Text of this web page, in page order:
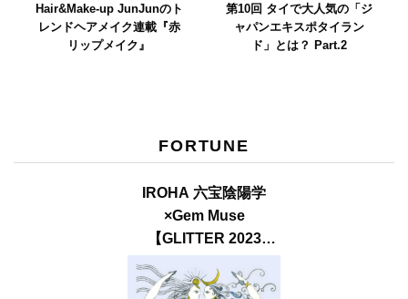
Hair&Make-up JunJunのト
レンドヘアメイク連載『赤
リップメイク』
第10回 タイで大人気の「ジ
ャパンエキスポタイラン
ド」とは？ Part.2
FORTUNE
IROHA 六宝陰陽学
×Gem Muse
【GLITTER 2023
SUMMER issue】